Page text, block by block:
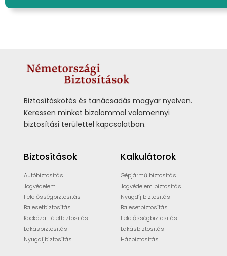
Biztosításkötés és tanácsadás magyar nyelven.
Keressen minket bizalommal valamennyi
biztosítási területtel kapcsolatban.
Biztosítások
Autóbiztosítás
Jogvédelem
Felelősségbiztosítás
Balesetbiztosítás
Kockázati életbiztosítás
Lakásbiztosítás
Nyugdíjbiztosítás
Kalkulátorok
Gépjármű biztosítás
Jogvédelem biztosítás
Nyugdíj biztosítás
Balesetbiztosítás
Felelősségbiztosítás
Lakásbiztosítás
Házbiztosítás